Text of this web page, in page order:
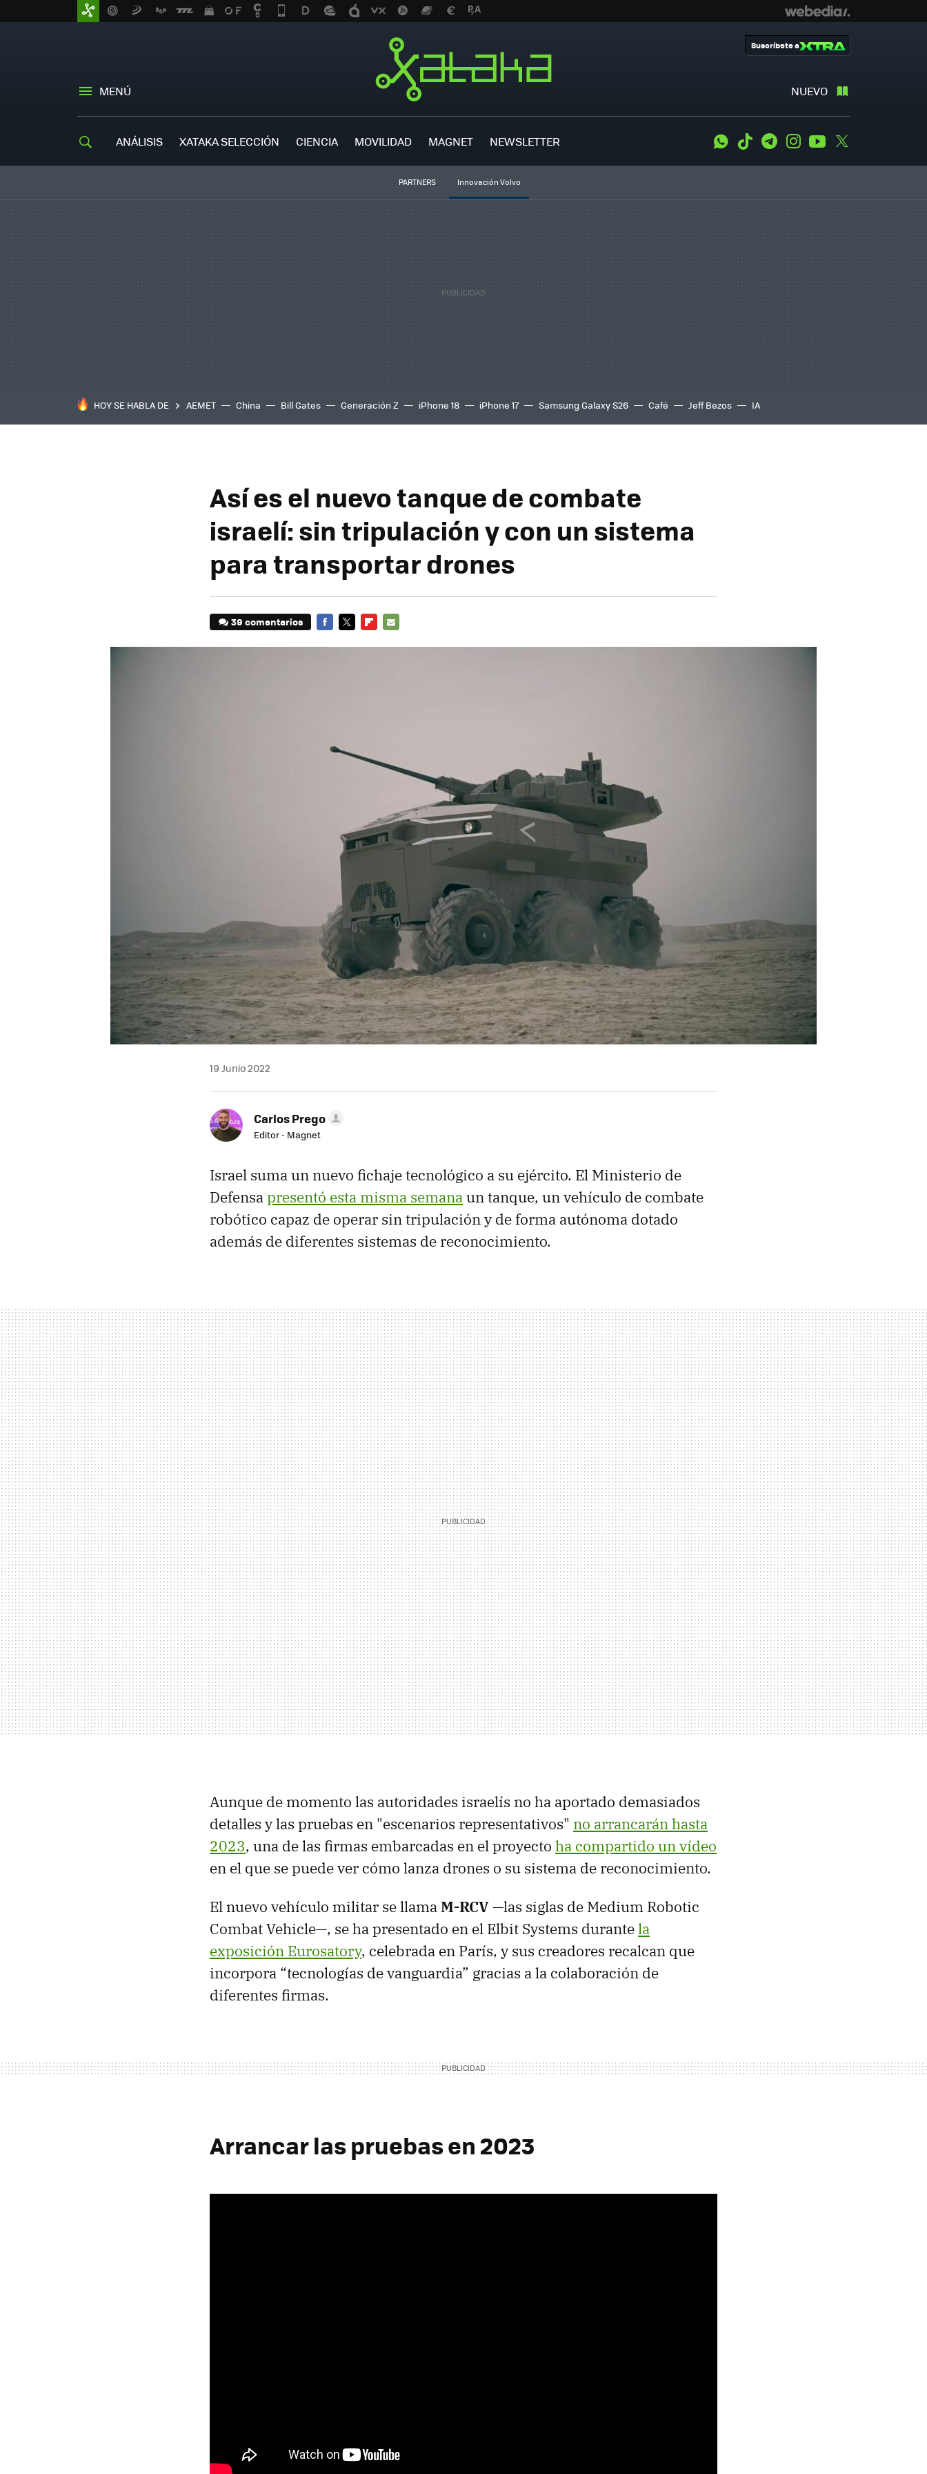
MENÚ NUEVO
Suscríbete a
ANÁLISIS XATAKA SELECCIÓN CIENCIA MOVILIDAD MAGNET NEWSLETTER WhatsApp
Tiktok TelegramInstagramYoutube
PARTNERS Innovación Volvo
HOY SE HABLA DE AEMET China Bill Gates Generación Z iPhone 18 iPhone 17 Samsung Galaxy S26 Café Jeff Bezos IA
Así es el nuevo tanque de combate
israelí: sin tripulación y con un sistema
para transportar drones
39 comentarios
19 Junio 2022
Carlos Prego
Editor - Magnet
Israel suma un nuevo fichaje tecnológico a su ejército. El Ministerio de
Defensapresentó esta misma semanaun tanque, un vehículo de combate
robótico capaz de operar sin tripulación y de forma autónoma dotado
además de diferentes sistemas de reconocimiento.
Aunque de momento las autoridades israelís no ha aportado demasiados
detalles y las pruebas en "escenarios representativos" no arrancarán hasta
2023, una de las firmas embarcadas en el proyecto ha compartido un vídeo
en el que se puede ver cómo lanza drones o su sistema de reconocimiento.
El nuevo vehículo militar se llamaM-RCV—las siglas de Medium Robotic
Combat Vehicle—, se ha presentado en el Elbit Systems durantela
exposición Eurosatory, celebrada en París, y sus creadores recalcan que
incorpora “tecnologías de vanguardia” gracias a la colaboración de
diferentes firmas.
Arrancar las pruebas en 2023